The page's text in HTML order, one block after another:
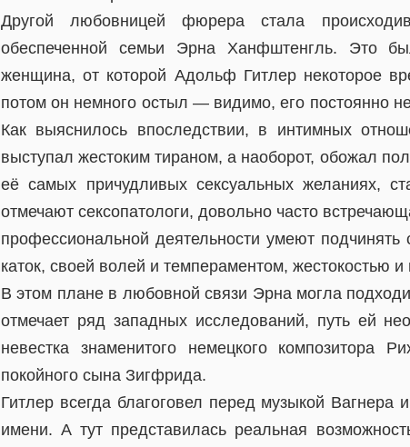
Другой любовницей фюрера стала
обеспеченной семьи Эрна Ханфштенгль. Это
женщина, от которой Адольф Гитлер некоторое
потом он немного остыл — видимо, его постоянно
Как выяснилось впоследствии, в интимных
выступал жестоким тираном, а наоборот, обожал
её самых причудливых сексуальных желаниях,
отмечают сексопатологи, довольно часто
профессиональной деятельности умеют
каток, своей волей и темпераментом, жестокостью
В этом плане в любовной связи Эрна могла
отмечает ряд западных исследований, путь ей
невестка знаменитого немецкого
покойного сына Зигфрида.
Гитлер всегда благоговел перед музыкой
имени. А тут представилась реальная